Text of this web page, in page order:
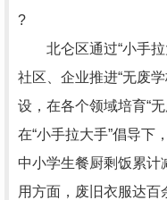
?
北仑区通过“小手拉
社区、企业推进“无废学
设，在各个领域培育“无
在“小手拉大手”倡导下
中小学生餐厨剩饭累计
用方面，废旧衣服达